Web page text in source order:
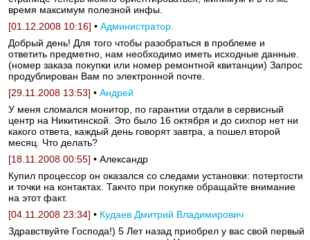
время максимум полезной инфы.
[01.12.2008 10:16] • Администратор.
Добрый день! Для того чтобы разобраться в проблеме и
ответить предметно, нам необходимо иметь исходные данные.
(номер заказа покупки или номер ремонтной квитанции) Запрос
продублирован Вам по электронной почте.
[29.11.2008 13:53] • Андрей
У меня сломался монитор, по гарантии отдали в сервисный
центр на Никитинской. Это было 16 октября и до сихпор нет ни
какого ответа, каждый день говорят завтра, а пошел второй
месяц. Что делать?
[18.11.2008 00:55] • Александр
Купил процессор он оказался со следами установки: потертости
и точки на контактах. Такчто при покупке обращайте внимание
на этот факт.
[04.11.2008 23:34] • Кудаев Дмитрий Владимирович
Здравствуйте Господа!) 5 Лет назад приобрел у вас свой первый